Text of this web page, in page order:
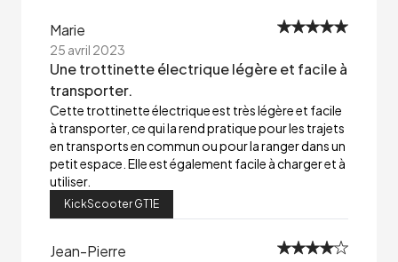
Marie
25 avril 2023
Une trottinette électrique légère et facile à
transporter.
Cette trottinette électrique est très légère et facile
à transporter, ce qui la rend pratique pour les trajets
en transports en commun ou pour la ranger dans un
petit espace. Elle est également facile à charger et à
utiliser.
KickScooter GT1E
Jean-Pierre